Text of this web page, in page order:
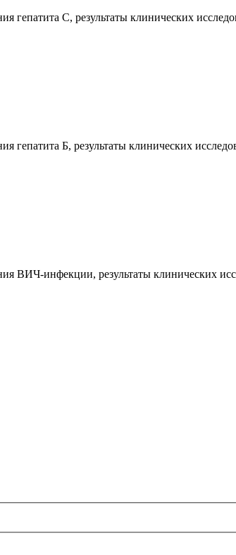
гепатита С, результаты клинических
гепатита Б, результаты клинических
ВИЧ-инфекции, результаты клинических